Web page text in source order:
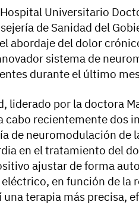
Universitario
de Sanidad del
abordaje del dolor
sistema de
durante el último
liderado por la doctora
cabo recientemente dos
de neuromodulación de
en el tratamiento del
ajustar de forma
en función de la
terapia más precisa,